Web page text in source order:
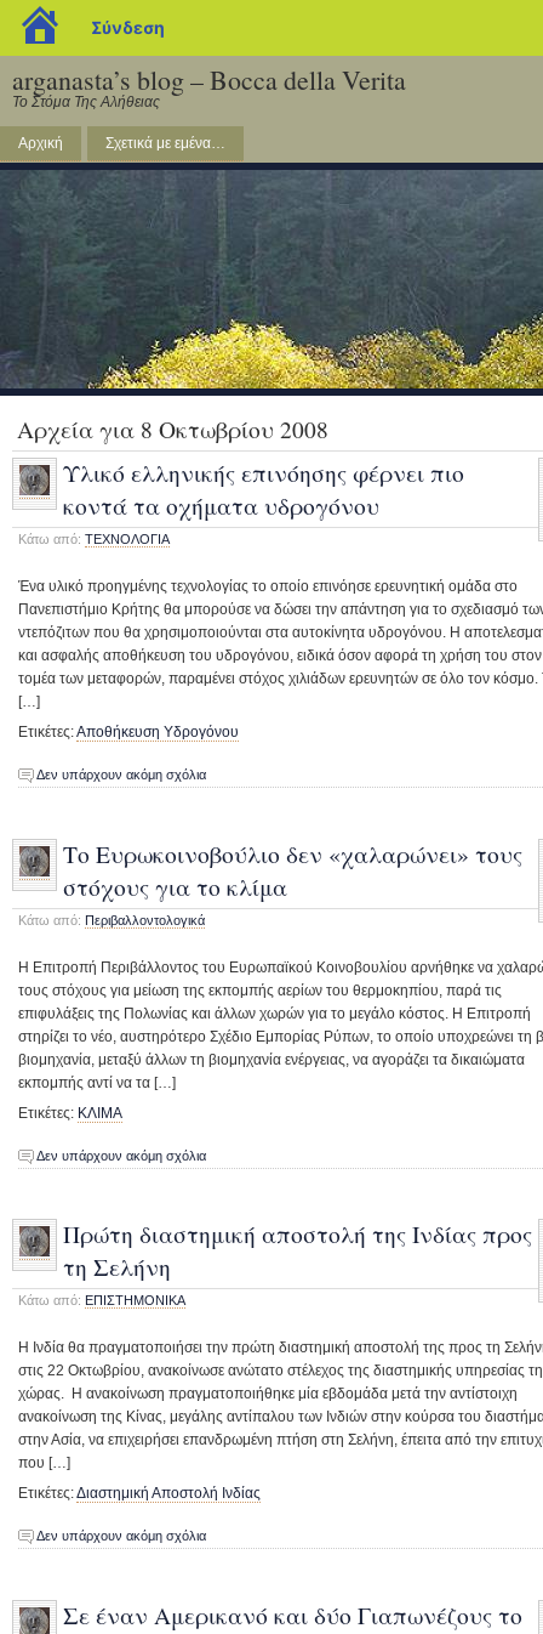
blogs.sch.gr
Σύνδεση
arganasta’s blog – Bocca della Verita
Το Στόμα Της Αλήθειας
Αρχική Σχετικά με εμένα…
Αρχεία για 8 Οκτωβρίου 2008
Υλικό ελληνικής επινόησης φέρνει πιο
κοντά τα οχήματα υδρογόνου
Κάτω από: ΤΕΧΝΟΛΟΓΙΑ
Ένα υλικό προηγμένης τεχνολογίας το οποίο επινόησε ερευνητική ομάδα στο
Πανεπιστήμιο Κρήτης θα μπορούσε να δώσει την απάντηση για το σχεδιασμό
ντεπόζιτων που θα χρησιμοποιούνται στα αυτοκίνητα υδρογόνου. Η
και ασφαλής αποθήκευση του υδρογόνου, ειδικά όσον αφορά τη χρήση του στον
τομέα των μεταφορών, παραμένει στόχος χιλιάδων ερευνητών σε όλο τον κόσμο.
[…]
Ετικέτες:Αποθήκευση Υδρογόνου
Δεν υπάρχουν ακόμη σχόλια
Το Ευρωκοινοβούλιο δεν «χαλαρώνει» τους
στόχους για το κλίμα
Κάτω από: Περιβαλλοντολογικά
Η Επιτροπή Περιβάλλοντος του Ευρωπαϊκού Κοινοβουλίου αρνήθηκε να
τους στόχους για μείωση της εκπομπής αερίων του θερμοκηπίου, παρά τις
επιφυλάξεις της Πολωνίας και άλλων χωρών για το μεγάλο κόστος. Η Επιτροπή
στηρίζει το νέο, αυστηρότερο Σχέδιο Εμπορίας Ρύπων, το οποίο υποχρεώνει τη
βιομηχανία, μεταξύ άλλων τη βιομηχανία ενέργειας, να αγοράζει τα δικαιώματα
εκπομπής αντί να τα […]
Ετικέτες: ΚΛΙΜΑ
Δεν υπάρχουν ακόμη σχόλια
Πρώτη διαστημική αποστολή της Ινδίας προς
τη Σελήνη
Κάτω από: ΕΠΙΣΤΗΜΟΝΙΚΑ
Η Ινδία θα πραγματοποιήσει την πρώτη διαστημική αποστολή της προς τη
στις 22 Οκτωβρίου, ανακοίνωσε ανώτατο στέλεχος της διαστημικής υπηρεσίας
χώρας. Η ανακοίνωση πραγματοποιήθηκε μία εβδομάδα μετά την αντίστοιχη
ανακοίνωση της Κίνας, μεγάλης αντίπαλου των Ινδιών στην κούρσα του
στην Ασία, να επιχειρήσει επανδρωμένη πτήση στη Σελήνη, έπειτα από την
που […]
Ετικέτες:Διαστημική Αποστολή Ινδίας
Δεν υπάρχουν ακόμη σχόλια
Σε έναν Αμερικανό και δύο Γιαπωνέζους το